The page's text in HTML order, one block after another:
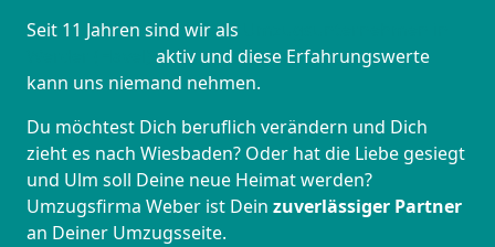
Seit 11 Jahren sind wir als
aktiv und diese Erfahrungswerte
kann uns niemand nehmen.
Du möchtest Dich beruflich verändern und Dich
zieht es nach Wiesbaden? Oder hat die Liebe gesiegt
und Ulm soll Deine neue Heimat werden?
Umzugsfirma Weber ist Dein zuverlässiger Partner
an Deiner Umzugsseite.